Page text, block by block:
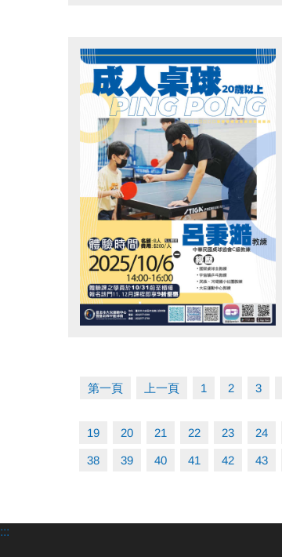
第一頁 上一頁 1 2 3
19 20 21 22 23 24
38 39 40 41 42 43
:::